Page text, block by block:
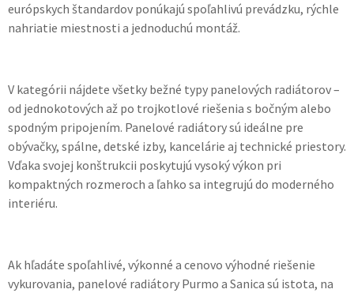
európskych štandardov ponúkajú spoľahlivú prevádzku, rýchle
nahriatie miestnosti a jednoduchú montáž.
V kategórii nájdete všetky bežné typy panelových radiátorov –
od jednokotových až po trojkotlové riešenia s bočným alebo
spodným pripojením. Panelové radiátory sú ideálne pre
obývačky, spálne, detské izby, kancelárie aj technické priestory.
Vďaka svojej konštrukcii poskytujú vysoký výkon pri
kompaktných rozmeroch a ľahko sa integrujú do moderného
interiéru.
Ak hľadáte spoľahlivé, výkonné a cenovo výhodné riešenie
vykurovania, panelové radiátory Purmo a Sanica sú istota, na